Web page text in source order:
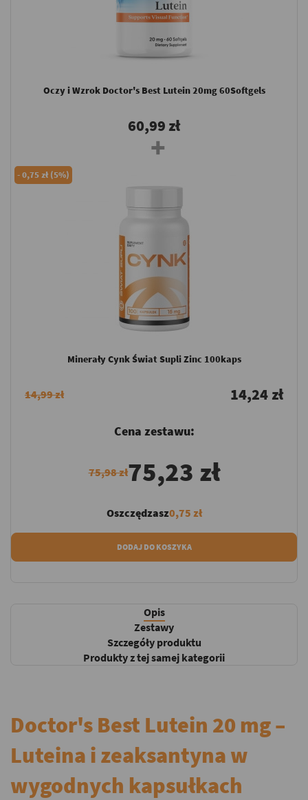
Oczy i Wzrok Doctor's Best Lutein 20mg 60Softgels
60,99 zł
-0,75 zł (5%)
Minerały Cynk Świat Supli Zinc 100kaps
14,99 zł 14,24 zł
Cena zestawu:
75,98 zł75,23 zł
Oszczędzasz0,75 zł
DODAJ DO KOSZYKA
Opis
Zestawy
Szczegóły produktu
Produkty z tej samej kategorii
Doctor's Best Lutein 20 mg –
Luteina i zeaksantyna w
wygodnych kapsułkach